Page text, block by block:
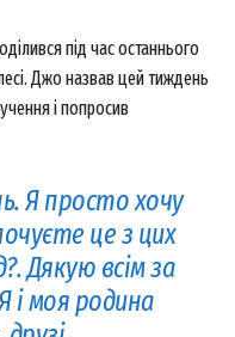
під час останнього
Джо назвав цей тиждень
і попросив
Я просто хочу
це з цих
Дякую всім за
і моя родина